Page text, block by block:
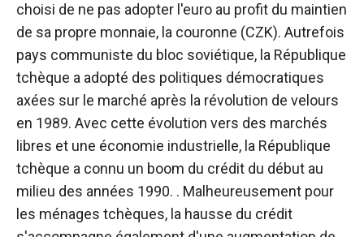
choisi de ne pas adopter l'euro au profit du maintien
de sa propre monnaie, la couronne (CZK). Autrefois
pays communiste du bloc soviétique, la République
tchèque a adopté des politiques démocratiques
axées sur le marché après la révolution de velours
en 1989. Avec cette évolution vers des marchés
libres et une économie industrielle, la République
tchèque a connu un boom du crédit du début au
milieu des années 1990. . Malheureusement pour
les ménages tchèques, la hausse du crédit